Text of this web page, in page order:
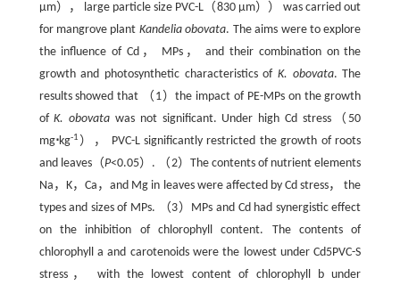
μm）， large particle size PVC-L（830 μm）） was carried out
for mangrove plant Kandelia obovata. The aims were to explore
the influence of Cd， MPs， and their combination on the
growth and photosynthetic characteristics ofK. obovata. The
results showed that （1）the impact of PE-MPs on the growth
ofK. obovata was not significant. Under high Cd stress（50
mg⋅kg-1 ）， PVC-L significantly restricted the growth of roots
and leaves（P<0.05）. （2）The contents of nutrient elements
Na，K，Ca，and Mg in leaves were affected by Cd stress， the
types and sizes of MPs. （3）MPs and Cd had synergistic effect
on the inhibition of chlorophyll content. The contents of
chlorophyll a and carotenoids were the lowest under Cd5PVC-S
stress， with the lowest content of chlorophyll b under